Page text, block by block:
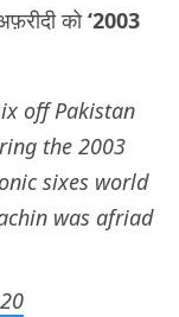
को‘2003
off Pakistan
the 2003
sixes world
was afriad